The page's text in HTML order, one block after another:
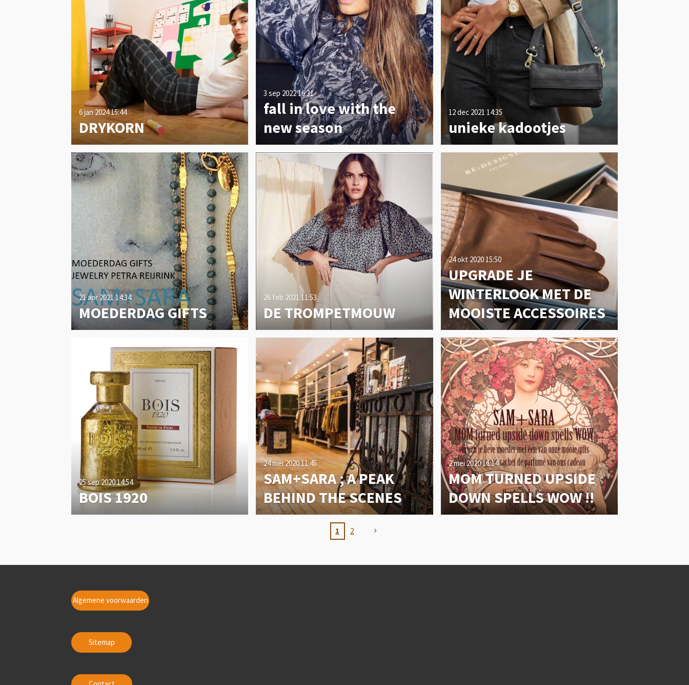
DRYKORN
6 jan 202415:44
fall in love with the
new season
3 sep 202216:31
unieke kadootjes
12 dec 2021 14:35
MOEDERDAG GIFTS
21 apr 202114:34
DE TROMPETMOUW
26 feb 2021 11:53
UPGRADE JE
WINTERLOOK MET DE
MOOISTE ACCESSOIRES
24 okt 2020 15:50
BOIS 1920
25 sep 202014:54
SAM+SARA ; A PEAK
BEHIND THE SCENES
24 mei 202011:45
MOM TURNED UPSIDE
DOWN SPELLS WOW !!
2 mei 202016:14
1 2
Algemene voorwaarden
Sitemap